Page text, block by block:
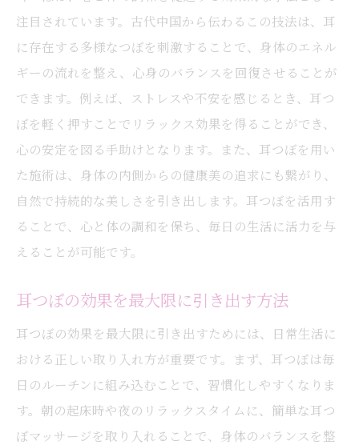
耳つぼを中心にしたライフスタイルの提案
耳つぼで実現する自然派美容の実践
耳つぼと共に歩む人生の美的向上
耳つぼが促進する持続可能な美容法
耳つぼから始める美と健康の新習慣
注目されています。古代中国から伝わるこの技法は、耳
に存在する多様なつぼを刺激することで、身体のエネル
ギーの流れを整え、心身のバランスを回復させることが
できます。例えば、ストレスや不安を感じるとき、耳つ
ぼを軽く押すことでリラックス効果を得ることができ、
心の安定を図る手助けとなります。また、耳つぼを用い
た施術は、身体の内側からの健康美の追求にも繋がり、
自然で持続的な美しさを引き出します。耳つぼを活用す
ることで、心と体の調和を保ち、毎日の生活に活力を与
えることが可能です。
耳つぼの効果を最大限に引き出す方法
耳つぼの効果を最大限に引き出すためには、日常生活に
おける正しい取り入れ方が重要です。まず、耳つぼは毎
日のルーチンに組み込むことで、習慣化しやすくなりま
す。朝の起床時や夜のリラックスタイムに、簡単な耳つ
ぼマッサージを取り入れることで、身体のバランスを整